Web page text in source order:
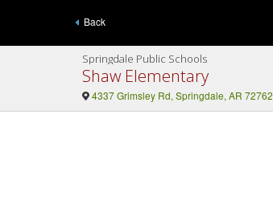
Back
Springdale Public Schools
Shaw Elementary
4337 Grimsley Rd, Springdale, AR 72762